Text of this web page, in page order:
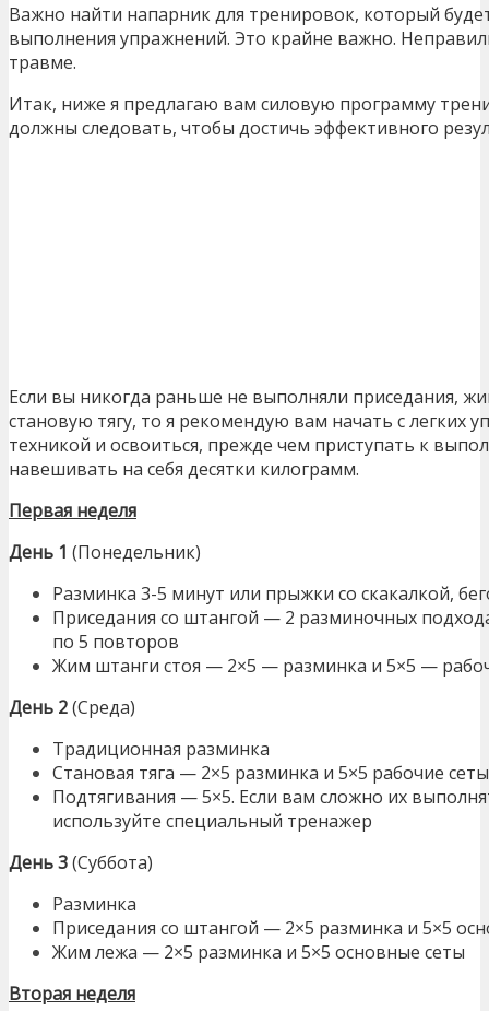
Важно найти напарник для тренировок, который
выполнения упражнений. Это крайне важно.
травме.
Итак, ниже я предлагаю вам силовую программу
должны следовать, чтобы достичь эффективного
Если вы никогда раньше не выполняли приседания,
становую тягу, то я рекомендую вам начать с легких
техникой и освоиться, прежде чем приступать к
навешивать на себя десятки килограмм.
Первая неделя
День 1 (Понедельник)
Разминка 3-5 минут или прыжки со скакалкой,
Приседания со штангой — 2 разминочных
по 5 повторов
Жим штанги стоя — 2×5 — разминка и 5×5 —
День 2(Среда)
Традиционная разминка
Становая тяга — 2×5 разминка и 5×5 рабочие сеты
Подтягивания — 5×5. Если вам сложно их
используйте специальный тренажер
День 3(Суббота)
Разминка
Приседания со штангой — 2×5 разминка и 5×5
Жим лежа — 2×5 разминка и 5×5 основные сеты
Вторая неделя